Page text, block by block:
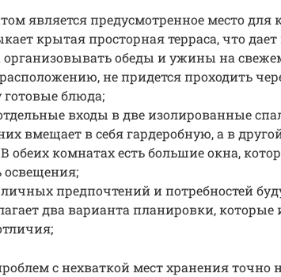
является предусмотренное место для
крытая просторная терраса, что
организовывать обеды и ужины на
не придется проходить
блюда;
входы в две изолированные
вмещает в себя гардеробную, а в
обеих комнатах есть большие окна,
предпочтений и потребностей
два варианта планировки,
с нехваткой мест хранения точно